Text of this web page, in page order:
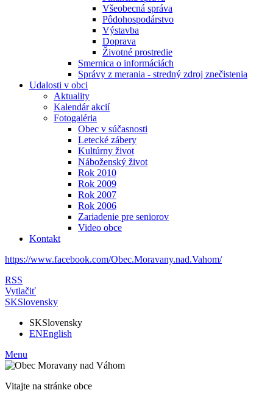
Všeobecná správa
Pôdohospodárstvo
Výstavba
Doprava
Životné prostredie
Smernica o informáciách
Správy z merania - stredný zdroj znečistenia
Udalosti v obci
Aktuality
Kalendár akcií
Fotogaléria
Obec v súčasnosti
Letecké zábery
Kultúrny život
Náboženský život
Rok 2010
Rok 2009
Rok 2007
Rok 2006
Zariadenie pre seniorov
Video obce
Kontakt
https://www.facebook.com/Obec.Moravany.nad.Vahom/
RSS
Vytlačiť
SKSlovensky
SKSlovensky
ENEnglish
Menu
Vitajte na stránke obce